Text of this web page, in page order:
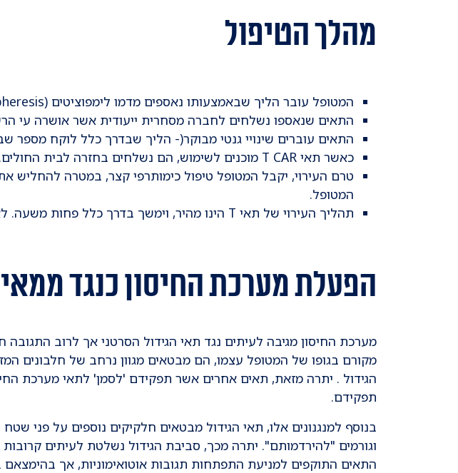
מהלך הטיפול
המטופל עובר הליך שבאמצעותו נאספים מדמו לימפוציטים (apheresis),
התאים שנאספו נשלחים לחברה מסחרית ייעודית אשר אושרה עי
התאים עוברים שינויי גנטי מבוקר(- הליך שבדרך כלל לוקח מספר
כאשר תאי T CAR מוכנים לשימוש, הם נשלחים בחזרה לבית החולים.
המטופל.
תהליך העירוי של תאי T הינו מהיר, וימשך בדרך כלל פחות משעה. לאחר העירוי יישאר המטופל בבית בחולים כ15-10 ימים למעקב
הפעלת מערכת החיסון כנגד
מערכת החיסון מגיבה לעיתים נגד תאי הגידול הסרטני אך לרוב
מקורם בגופו של המטופל עצמו, הם מבטאים מגוון נרחב של חלבונים
הגידול . יתרה מזאת, תאים אחרים אשר תפקידם 'לסמן' לתאי מערכת
תפקידם.
וגורמים "להירדמותם". יתרה מכך, סביבת הגידול נשלטת לעיתים
התאים התוקפים למניעת התפתחות תגובות אוטואימוניות, אך